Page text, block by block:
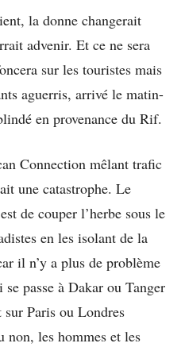
la donne changerait
advenir. Et ce ne sera
sur les touristes mais
aguerris, arrivé le matin-
en provenance du Rif.
Connection mêlant trafic
une catastrophe. Le
de couper l’herbe sous le
en les isolant de la
il n’y a plus de problème
passe à Dakar ou Tanger
Paris ou Londres
non, les hommes et les